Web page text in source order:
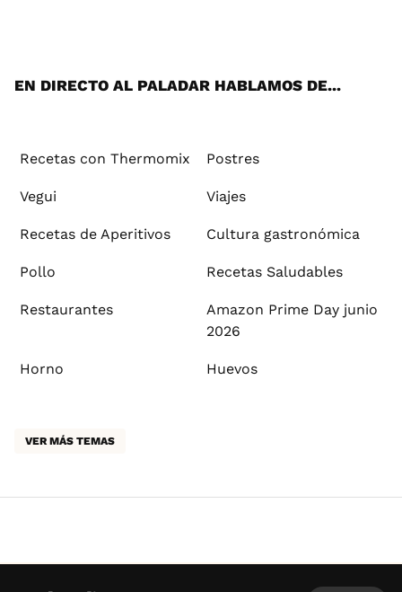
EN DIRECTO AL PALADAR HABLAMOS DE...
Recetas con Thermomix Postres
Vegui Viajes
Recetas de Aperitivos Cultura gastronómica
Pollo Recetas Saludables
Restaurantes
Amazon Prime Day junio
2026
Horno Huevos
VER MÁS TEMAS